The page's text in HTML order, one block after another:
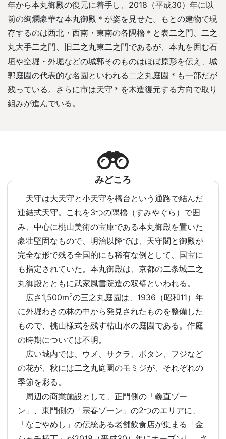
年から本丸御殿の復元に着手し、2018（平成30）年に以
前の絢爛豪華な本丸御殿＊が姿を見せた。もとの建物で現
存するのは西北・西南・東南の各隅櫓＊と表二之門、二之
丸大手二之門、旧二之丸東二之門であるが、本丸を囲む石
垣や空堀・外堀などの城郭そのものはほぼ原形を伝え、城
郭庭園の代表的な名園といわれる二之丸庭園＊も一部だが
残っている。さらに市は天守＊を木造復元する方向で取り
組みが進んでいる。
みどころ
天守は大天守と小天守を橋台という通路で結んだ
連結式天守。これを3つの隅櫓（すみやぐら）で囲
み、中心に桃山美術の宝庫である本丸御殿を置いた
豪壮堅固なもので、明治以降では、天守閣と御殿が
完全な形で残る全国的にも稀有な例として、国宝に
も指定されていた。本丸御殿は、京都の二条城二之
丸御殿とともに武家風書院造の双璧といわれる。
広さ1,500m2の三之丸庭園は、1936（昭和11）年
に外堀わきの林の中から発見されたものを整備した
もので、桃山様式を残す枯山水の庭園である。作庭
の時期については不明。
広い城内では、ウメ、サクラ、ボタン、フジなど
の花が、秋には二之丸庭園のモミジが、それぞれの
季節を彩る。
周辺の商業施設として、正門側の「義直ゾー
ン」、東門側の「宗春ゾーン」の2つのエリアに、
「なごやめし」の伝統ある老舗飲食店が集まる「金